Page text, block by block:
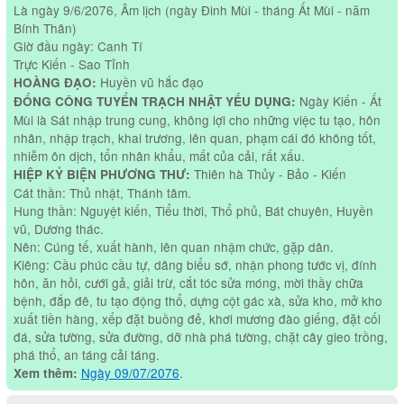
Là ngày 9/6/2076, Âm lịch (ngày Đinh Mùi - tháng Ất Mùi - năm
Bính Thân)
Giờ đầu ngày: Canh Tí
Trực Kiến - Sao Tỉnh
HOÀNG ĐẠO: Huyền vũ hắc đạo
ĐỔNG CÔNG TUYỂN TRẠCH NHẬT YẾU DỤNG: Ngày Kiến - Ất
Mùi là Sát nhập trung cung, không lợi cho những việc tu tạo, hôn
nhân, nhập trạch, khai trương, lên quan, phạm cái đó không tốt,
nhiễm ôn dịch, tổn nhân khẩu, mất của cải, rất xấu.
HIỆP KỶ BIỆN PHƯƠNG THƯ: Thiên hà Thủy - Bảo - Kiến
Cát thần: Thủ nhật, Thánh tâm.
Hung thần: Nguyệt kiến, Tiểu thời, Thổ phủ, Bát chuyên, Huyền
vũ, Dương thác.
Nên: Cúng tế, xuất hành, lên quan nhậm chức, gặp dân.
Kiêng: Cầu phúc cầu tự, dâng biểu sớ, nhận phong tước vị, đính
hôn, ăn hỏi, cưới gả, giải trừ, cắt tóc sửa móng, mời thầy chữa
bệnh, đắp đê, tu tạo động thổ, dựng cột gác xà, sửa kho, mở kho
xuất tiền hàng, xếp đặt buồng đẻ, khơi mương đào giếng, đặt cối
đá, sửa tường, sửa đường, dỡ nhà phá tường, chặt cây gieo trồng,
phá thổ, an táng cải táng.
Xem thêm: Ngày 09/07/2076.